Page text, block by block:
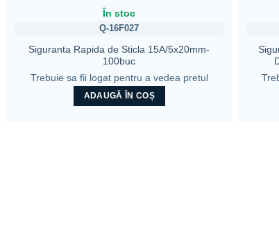
În stoc
Q-16F027
Siguranta Rapida de Sticla 15A/5x20mm-
100buc
Trebuie sa fii logat pentru a vedea pretul
ADAUGĂ ÎN COȘ